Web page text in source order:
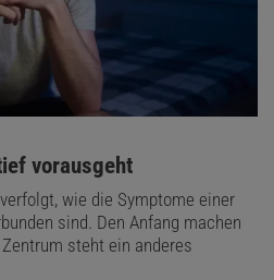
vorausgeht
wie die Symptome einer
sind. Den Anfang machen
steht ein anderes